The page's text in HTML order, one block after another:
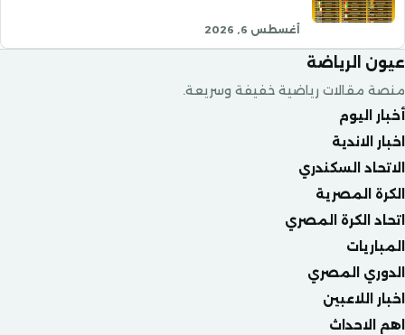
أغسطس 6, 2026
رياضية خفيفة وسريعة.
السكندري
المصري
المصري